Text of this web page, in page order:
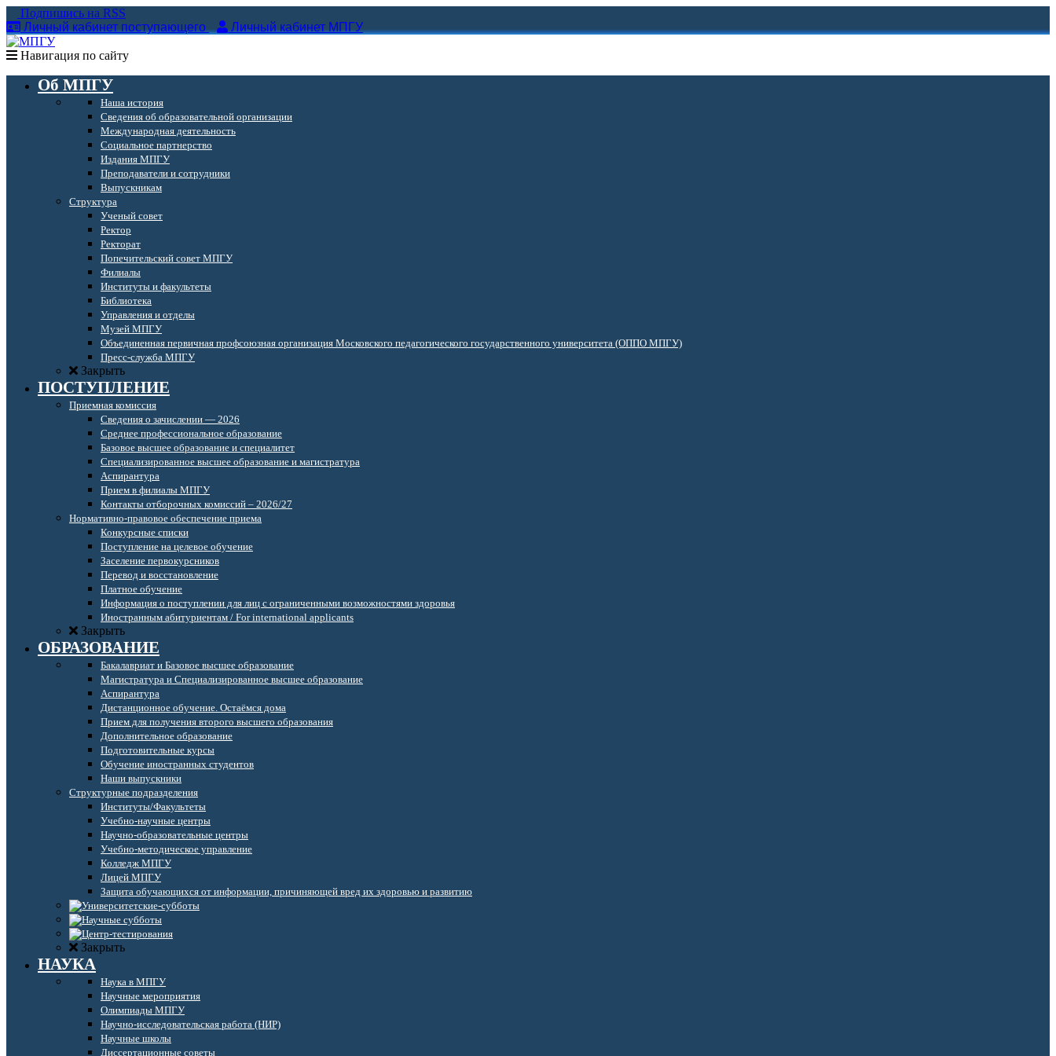
Подпишись на RSS
Личный кабинет поступающего
Личный кабинет МПГУ
Навигация по сайту
Об МПГУ
Наша история
Сведения об образовательной организации
Международная деятельность
Социальное партнерство
Издания МПГУ
Преподаватели и сотрудники
Выпускникам
Структура
Ученый совет
Ректор
Ректорат
Попечительский совет МПГУ
Филиалы
Институты и факультеты
Библиотека
Управления и отделы
Музей МПГУ
Объединенная первичная профсоюзная организация Московского педагогического государственного университета (ОППО МПГУ)
Пресс-служба МПГУ
Закрыть
ПОСТУПЛЕНИЕ
Приемная комиссия
Сведения о зачислении — 2026
Среднее профессиональное образование
Базовое высшее образование и специалитет
Специализированное высшее образование и магистратура
Аспирантура
Прием в филиалы МПГУ
Контакты отборочных комиссий – 2026/27
Нормативно-правовое обеспечение приема
Конкурсные списки
Поступление на целевое обучение
Заселение первокурсников
Перевод и восстановление
Платное обучение
Информация о поступлении для лиц с ограниченными возможностями здоровья
Иностранным абитуриентам / For international applicants
Закрыть
ОБРАЗОВАНИЕ
Бакалавриат и Базовое высшее образование
Магистратура и Специализированное высшее образование
Аспирантура
Дистанционное обучение. Остаёмся дома
Прием для получения второго высшего образования
Дополнительное образование
Подготовительные курсы
Обучение иностранных студентов
Наши выпускники
Структурные подразделения
Институты/Факультеты
Учебно-научные центры
Научно-образовательные центры
Учебно-методическое управление
Колледж МПГУ
Лицей МПГУ
Защита обучающихся от информации, причиняющей вред их здоровью и развитию
Закрыть
НАУКА
Наука в МПГУ
Научные мероприятия
Олимпиады МПГУ
Научно-исследовательская работа (НИР)
Научные школы
Диссертационные советы